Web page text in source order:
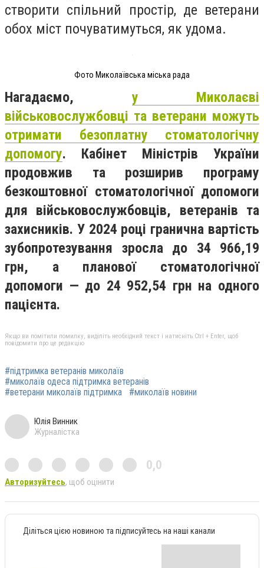
створити спільний простір, де ветерани
обох міст почуватимуться, як удома.
Фото Миколаївська міська рада
Нагадаємо, у Миколаєві
військовослужбовці та ветерани можуть
отримати безоплатну стоматологічну
допомогу. Кабінет Міністрів України
продовжив та розширив програму
безкоштовної стоматологічної допомоги
для військовослужбовців, ветеранів та
захисників. У 2024 році гранична вартість
зубопротезування зросла до 34 966,19
грн, а планової стоматологічної
допомоги — до 24 952,54 грн на одного
пацієнта.
Якщо ви помітили помилку, виділіть необхідний текст і натисніть Ctrl + Enter, щоб
повідомити про це редакцію
#підтримка ветеранів миколаїв
#миколаїв одеса підтримка ветеранів
#ветерани миколаїв підтримка
#миколаїв новини
Юлія Винник
Журналістка
0,0
Авторизуйтесь, щоб оцінити
Діліться цією новиною та підписуйтесь на наші канали